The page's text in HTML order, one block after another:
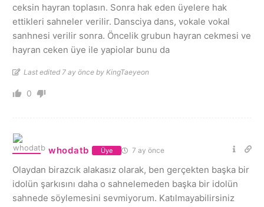
ceksin hayran toplasın. Sonra hak eden üyelere hak
ettikleri sahneler verilir. Dansciya dans, vokale vokal
sanhnesi verilir sonra. Öncelik grubun hayran cekmesi ve
hayran ceken üye ile yapiolar bunu da
Last edited 7 ay önce by KingTaeyeon
0
whodatb Üye 7 ay önce
Olaydan birazcık alakasız olarak, ben gerçekten başka bir
idolün şarkısını daha o sahnelemeden başka bir idolün
sahnede söylemesini sevmiyorum. Katılmayabilirsiniz